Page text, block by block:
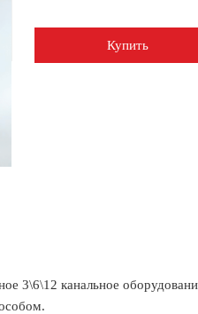
Купить
3\6\12 канальное